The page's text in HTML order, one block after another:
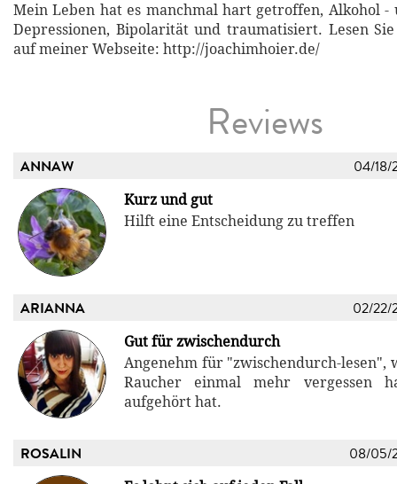
Mein Leben hat es manchmal hart getroffen, Alkohol -
Depressionen, Bipolarität und traumatisiert. Lesen
auf meiner Webseite: http://joachimhoier.de/
Reviews
ANNAW 04/18/
Kurz und gut
Hilft eine Entscheidung zu treffen
ARIANNA 02/22/
Gut für zwischendurch
Angenehm für "zwischendurch-lesen",
Raucher einmal mehr vergessen
aufgehört hat.
ROSALIN 08/05/